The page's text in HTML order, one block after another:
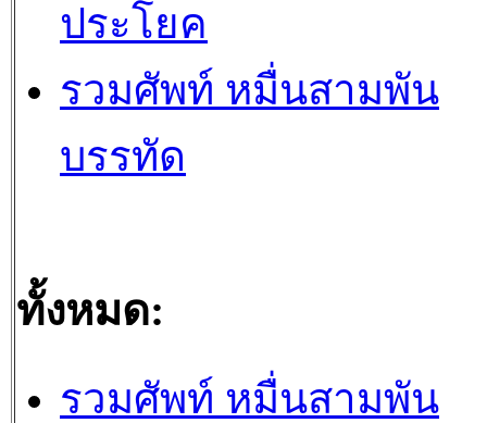
ประโยค
รวมศัพท์ หมื่นสามพัน
บรรทัด
ทั้งหมด:
รวมศัพท์ หมื่นสามพัน